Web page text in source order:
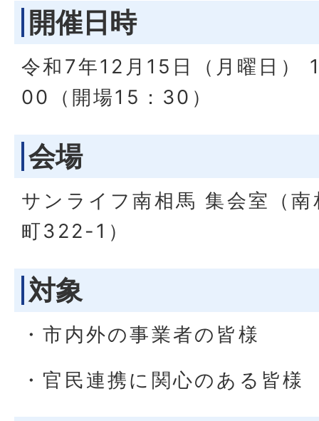
開催日時
令和7年12月15日（月曜日）
00（開場15：30）
会場
サンライフ南相馬 集会室（
町322-1）
対象
・市内外の事業者の皆様
・官民連携に関心のある皆様